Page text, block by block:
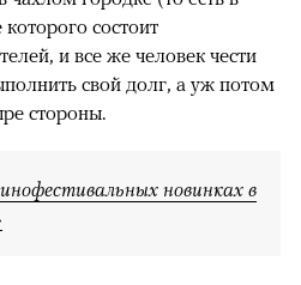
состоит
и все же человек чести
свой долг, а уж потом
стороны.
новинках в